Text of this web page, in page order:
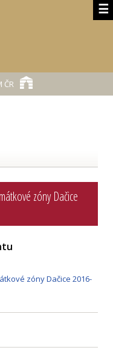
☰
ČR
zóny Dačice
zóny Dačice 2016-